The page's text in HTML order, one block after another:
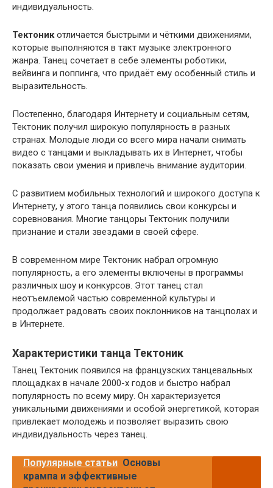
индивидуальность.
Тектоникотличается быстрыми и чёткими движениями,
которые выполняются в такт музыке электронного
жанра. Танец сочетает в себе элементы роботики,
вейвинга и поппинга, что придаёт ему особенный стиль и
выразительность.
Постепенно, благодаря Интернету и социальным сетям,
Тектоник получил широкую популярность в разных
странах. Молодые люди со всего мира начали снимать
видео с танцами и выкладывать их в Интернет, чтобы
показать свои умения и привлечь внимание аудитории.
С развитием мобильных технологий и широкого доступа к
Интернету, у этого танца появились свои конкурсы и
соревнования. Многие танцоры Тектоник получили
признание и стали звездами в своей сфере.
В современном мире Тектоник набрал огромную
популярность, а его элементы включены в программы
различных шоу и конкурсов. Этот танец стал
неотъемлемой частью современной культуры и
продолжает радовать своих поклонников на танцполах и
в Интернете.
Характеристики танца Тектоник
Танец Тектоник появился на французских танцевальных
площадках в начале 2000-х годов и быстро набрал
популярность по всему миру. Он характеризуется
уникальными движениями и особой энергетикой, которая
привлекает молодежь и позволяет выразить свою
индивидуальность через танец.
Популярные статьи Основы
крампа и эффективные